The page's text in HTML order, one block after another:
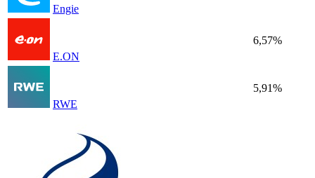
Engie
E.ON
6,57%
RWE
5,91%